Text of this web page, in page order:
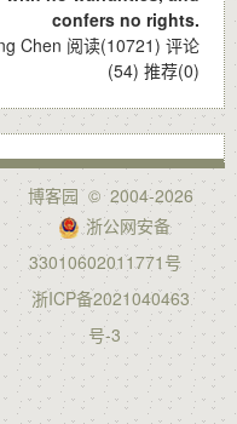
confers no rights.
Chen 阅读(10721) 评论
(54) 推荐(0)
博客园© 2004-2026
浙公网安备
33010602011771号
浙ICP备2021040463
号-3